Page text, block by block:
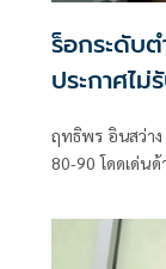
ร็อกระดับ
ประกาศไ
ฤทธิพร อินสว่า
80-90 โดดเด่น